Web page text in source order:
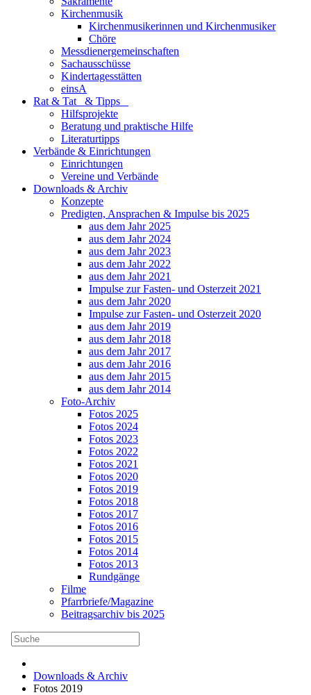
Kirchenmusik
Kirchenmusikerinnen und Kirchenmusiker
Chöre
Messdienergemeinschaften
Sachausschüsse
Kindertagesstätten
einsA
Rat & Tat & Tipps
Hilfsprojekte
Beratung und praktische Hilfe
Literaturtipps
Verbände & Einrichtungen
Einrichtungen
Vereine und Verbände
Downloads & Archiv
Konzepte
Predigten, Ansprachen & Impulse bis 2025
aus dem Jahr 2025
aus dem Jahr 2024
aus dem Jahr 2023
aus dem Jahr 2022
aus dem Jahr 2021
Impulse zur Fasten- und Osterzeit 2021
aus dem Jahr 2020
Impulse zur Fasten- und Osterzeit 2020
aus dem Jahr 2019
aus dem Jahr 2018
aus dem Jahr 2017
aus dem Jahr 2016
aus dem Jahr 2015
aus dem Jahr 2014
Foto-Archiv
Fotos 2025
Fotos 2024
Fotos 2023
Fotos 2022
Fotos 2021
Fotos 2020
Fotos 2019
Fotos 2018
Fotos 2017
Fotos 2016
Fotos 2015
Fotos 2014
Fotos 2013
Rundgänge
Filme
Pfarrbriefe/Magazine
Beitragsarchiv bis 2025
Downloads & Archiv
Fotos 2019